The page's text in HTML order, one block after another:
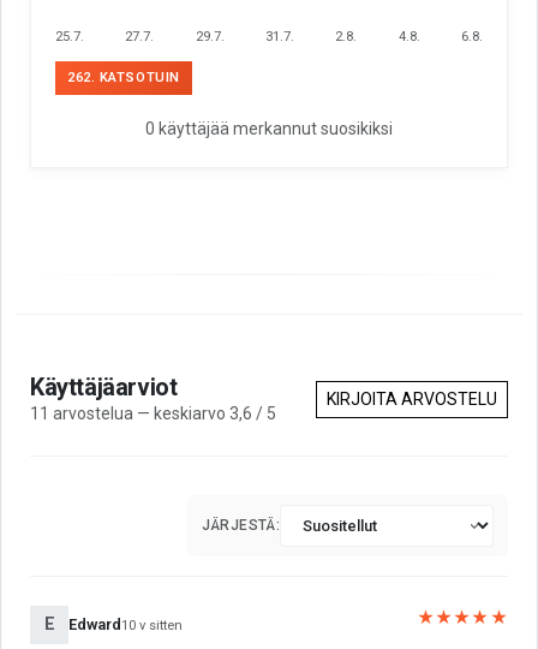
25.7. 27.7. 29.7. 31.7. 2.8. 4.8. 6.8.
262. KATSOTUIN
0 käyttäjää merkannut suosikiksi
Käyttäjäarviot
11 arvostelua — keskiarvo 3,6 / 5
KIRJOITA ARVOSTELU
JÄRJESTÄ:
E Edward 10 v sitten ★★★★★